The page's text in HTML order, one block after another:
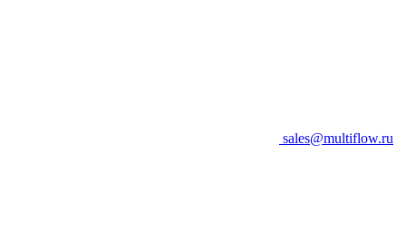
sales@multiflow.ru